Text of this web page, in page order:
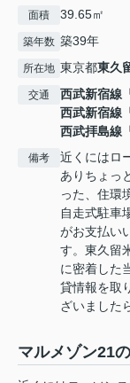
面積 39.65㎡
築年数 築39年
所在地 東京都東久
交通 西武新宿線
西武新宿線
西武拝島線
備考
近くにはロ
ありちょっ
った、住環
自走式駐車
がお支払い
す。東久留
に密着した
貸情報を取
ざいました
マルメゾン21